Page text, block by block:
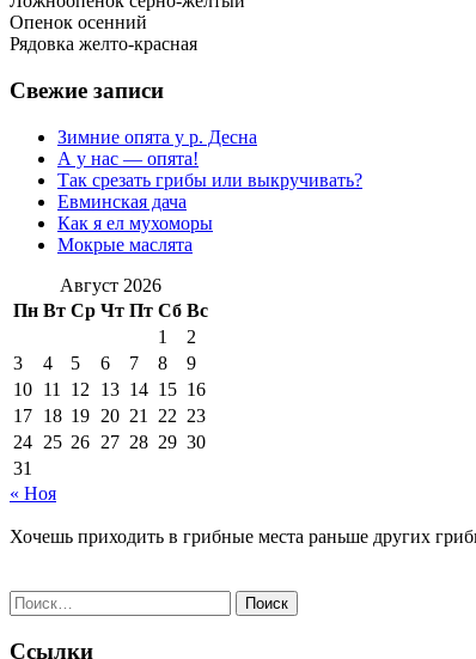
Опенок осенний
Рядовка желто-красная
Свежие записи
Зимние опята у р. Десна
А у нас — опята!
Так срезать грибы или выкручивать?
Евминская дача
Как я ел мухоморы
Мокрые маслята
Август 2026
Пн Вт Ср Чт Пт Сб Вс
1
2
3
4 5 6 7 8
9
10 11 12 13 14 15 16
17 18 19 20 21 22 23
24 25 26 27 28 29 30
31
« Ноя
Хочешь приходить в грибные места раньше других
Найти:
Ссылки